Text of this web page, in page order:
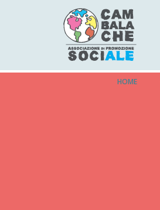
HOME